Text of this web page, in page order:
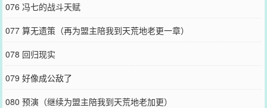
076 冯七的战斗天赋
077 算无遗策（再为盟主陪我到天荒地老更一章）
078 回归现实
079 好像成公敌了
080 预演（继续为盟主陪我到天荒地老加更）